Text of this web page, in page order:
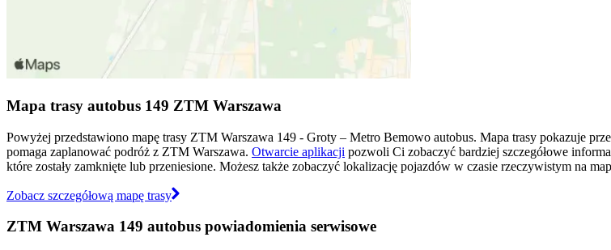
Mapa trasy autobus 149 ZTM Warszawa
Powyżej przedstawiono mapę trasy ZTM Warszawa 149 - Groty – Metro Bemowo autobus. Mapa trasy pokazuje
pomaga zaplanować podróż z ZTM Warszawa. Otwarcie aplikacji pozwoli Ci zobaczyć bardziej szczegółowe
które zostały zamknięte lub przeniesione. Możesz także zobaczyć lokalizację pojazdów w czasie rzeczywistym na
Zobacz szczegółową mapę trasy
ZTM Warszawa 149 autobus powiadomienia serwisowe